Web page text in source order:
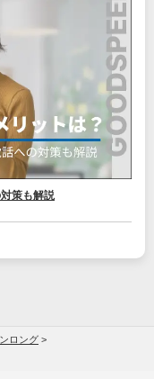
策も解説
ロング >